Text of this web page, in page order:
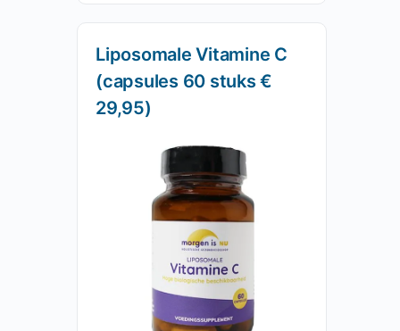
Liposomale Vitamine C
(capsules 60 stuks €
29,95)